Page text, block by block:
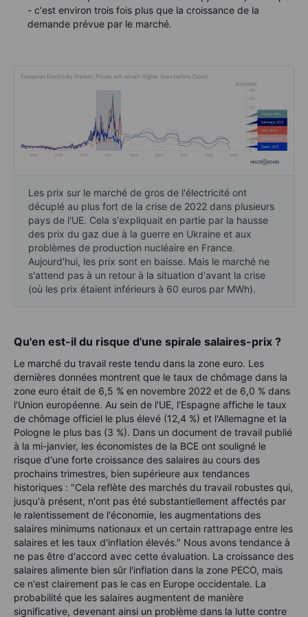
- c'est environ trois fois plus que la croissance de la
demande prévue par le marché.
Les prix sur le marché de gros de l'électricité ont
décuplé au plus fort de la crise de 2022 dans plusieurs
pays de l'UE. Cela s'expliquait en partie par la hausse
des prix du gaz due à la guerre en Ukraine et aux
problèmes de production nucléaire en France.
Aujourd'hui, les prix sont en baisse. Mais le marché ne
s'attend pas à un retour à la situation d'avant la crise
(où les prix étaient inférieurs à 60 euros par MWh).
Qu'en est-il du risque d'une spirale salaires-prix ?
Le marché du travail reste tendu dans la zone euro. Les
dernières données montrent que le taux de chômage dans la
zone euro était de 6,5 % en novembre 2022 et de 6,0 % dans
l'Union européenne. Au sein de l'UE, l'Espagne affiche le taux
de chômage officiel le plus élevé (12,4 %) et l'Allemagne et la
Pologne le plus bas (3 %). Dans un document de travail publié
à la mi-janvier, les économistes de la BCE ont souligné le
risque d'une forte croissance des salaires au cours des
prochains trimestres, bien supérieure aux tendances
historiques : "Cela reflète des marchés du travail robustes qui,
jusqu'à présent, n'ont pas été substantiellement affectés par
le ralentissement de l'économie, les augmentations des
salaires minimums nationaux et un certain rattrapage entre les
salaires et les taux d'inflation élevés." Nous avons tendance à
ne pas être d'accord avec cette évaluation. La croissance des
salaires alimente bien sûr l'inflation dans la zone PECO, mais
ce n'est clairement pas le cas en Europe occidentale. La
probabilité que les salaires augmentent de manière
significative, devenant ainsi un problème dans la lutte contre